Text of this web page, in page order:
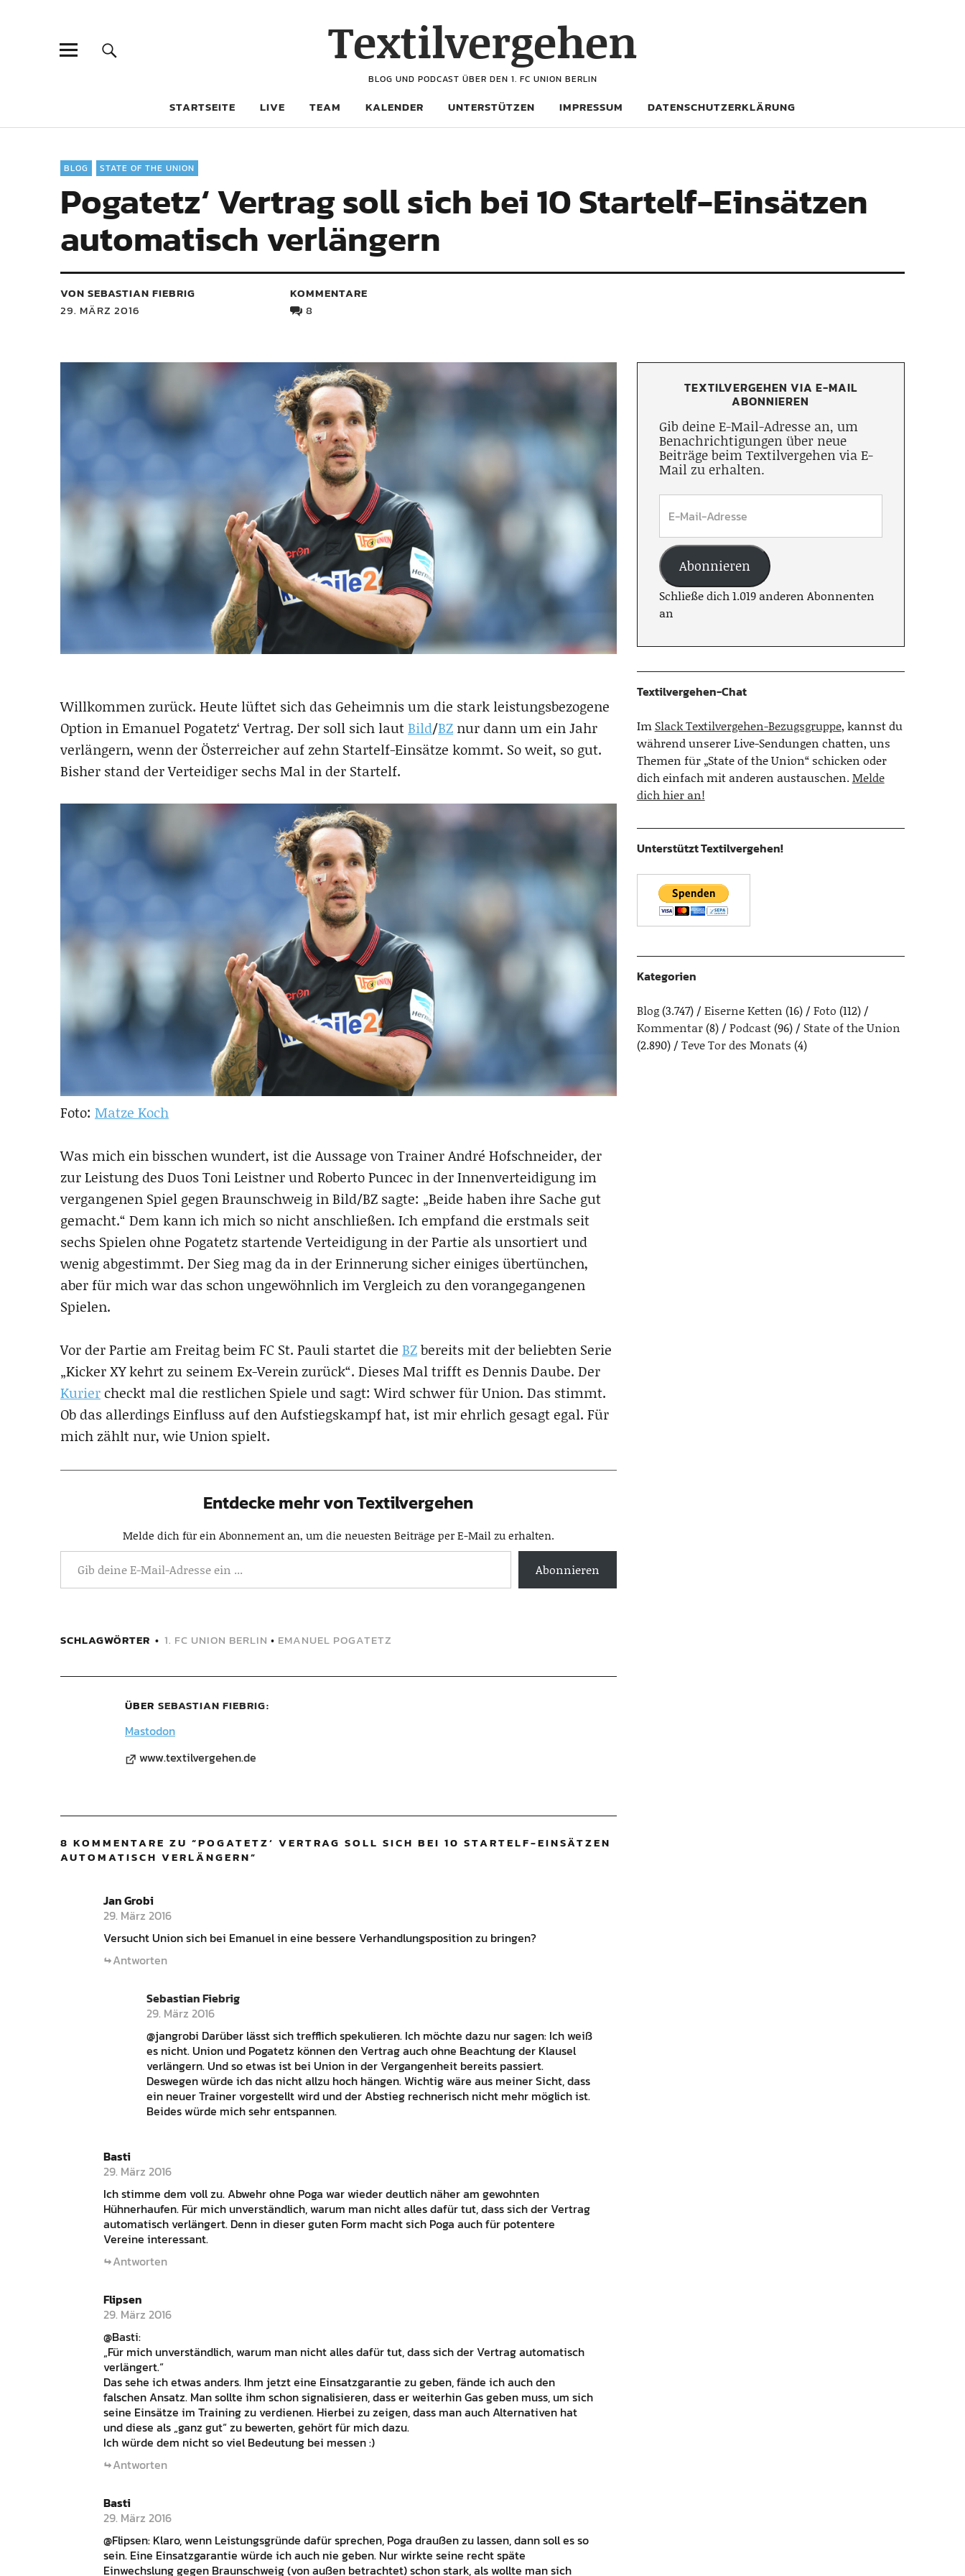
Textilvergehen
BLOG UND PODCAST ÜBER DEN 1. FC UNION BERLIN
STARTSEITE LIVE TEAM KALENDER UNTERSTÜTZEN IMPRESSUM DATENSCHUTZERKLÄRUNG
BLOG STATE OF THE UNION
Pogatetz‘ Vertrag soll sich bei 10 Startelf-Einsätzen
automatisch verlängern
VON SEBASTIAN FIEBRIG
29. MÄRZ 2016
KOMMENTARE
8
Willkommen zurück. Heute lüftet sich das Geheimnis um die stark leistungsbezogene
Option in Emanuel Pogatetz‘ Vertrag. Der soll sich lautBild/BZ nur dann um ein Jahr
verlängern, wenn der Österreicher auf zehn Startelf-Einsätze kommt. So weit, so gut.
Bisher stand der Verteidiger sechs Mal in der Startelf.
Foto: Matze Koch
Was mich ein bisschen wundert, ist die Aussage von Trainer André Hofschneider, der
zur Leistung des Duos Toni Leistner und Roberto Puncec in der Innenverteidigung im
vergangenen Spiel gegen Braunschweig in Bild/BZ sagte: „Beide haben ihre Sache gut
gemacht.“ Dem kann ich mich so nicht anschließen. Ich empfand die erstmals seit
sechs Spielen ohne Pogatetz startende Verteidigung in der Partie als unsortiert und
wenig abgestimmt. Der Sieg mag da in der Erinnerung sicher einiges übertünchen,
aber für mich war das schon ungewöhnlich im Vergleich zu den vorangegangenen
Spielen.
Vor der Partie am Freitag beim FC St. Pauli startet die BZbereits mit der beliebten Serie
„Kicker XY kehrt zu seinem Ex-Verein zurück“. Dieses Mal trifft es Dennis Daube. Der
Kuriercheckt mal die restlichen Spiele und sagt: Wird schwer für Union. Das stimmt.
Ob das allerdings Einfluss auf den Aufstiegskampf hat, ist mir ehrlich gesagt egal. Für
mich zählt nur, wie Union spielt.
Entdecke mehr von Textilvergehen
Melde dich für ein Abonnement an, um die neuesten Beiträge per E-Mail zu erhalten.
Abonnieren
SCHLAGWÖRTER 1. FC UNION BERLIN • EMANUEL POGATETZ
ÜBER SEBASTIAN FIEBRIG
Mastodon
www.textilvergehen.de
8 KOMMENTARE ZU “POGATETZ‘ VERTRAG SOLL SICH BEI 10 STARTELF-EINSÄTZEN
AUTOMATISCH VERLÄNGERN”
Jan Grobi
29. März 2016
Versucht Union sich bei Emanuel in eine bessere Verhandlungsposition zu bringen?
Antworten
Sebastian Fiebrig
29. März 2016
@jangrobi Darüber lässt sich trefflich spekulieren. Ich möchte dazu nur sagen: Ich weiß
es nicht. Union und Pogatetz können den Vertrag auch ohne Beachtung der Klausel
verlängern. Und so etwas ist bei Union in der Vergangenheit bereits passiert.
Deswegen würde ich das nicht allzu hoch hängen. Wichtig wäre aus meiner Sicht, dass
ein neuer Trainer vorgestellt wird und der Abstieg rechnerisch nicht mehr möglich ist.
Beides würde mich sehr entspannen.
Basti
29. März 2016
Ich stimme dem voll zu. Abwehr ohne Poga war wieder deutlich näher am gewohnten
Hühnerhaufen. Für mich unverständlich, warum man nicht alles dafür tut, dass sich der Vertrag
automatisch verlängert. Denn in dieser guten Form macht sich Poga auch für potentere
Vereine interessant.
Antworten
Flipsen
29. März 2016
@Basti:
„Für mich unverständlich, warum man nicht alles dafür tut, dass sich der Vertrag automatisch
verlängert.“
Das sehe ich etwas anders. Ihm jetzt eine Einsatzgarantie zu geben, fände ich auch den
falschen Ansatz. Man sollte ihm schon signalisieren, dass er weiterhin Gas geben muss, um sich
seine Einsätze im Training zu verdienen. Hierbei zu zeigen, dass man auch Alternativen hat
und diese als „ganz gut“ zu bewerten, gehört für mich dazu.
Ich würde dem nicht so viel Bedeutung bei messen :)
Antworten
Basti
29. März 2016
@Flipsen: Klaro, wenn Leistungsgründe dafür sprechen, Poga draußen zu lassen, dann soll es so
sein. Eine Einsatzgarantie würde ich auch nie geben. Nur wirkte seine recht späte
Einwechslung gegen Braunschweig (von außen betrachtet) schon stark, als wollte man sich
TEXTILVERGEHEN VIA E-MAIL
ABONNIEREN
Gib deine E-Mail-Adresse an, um
Benachrichtigungen über neue
Beiträge beim Textilvergehen via E-
Mail zu erhalten.
Abonnieren
Schließe dich 1.019 anderen Abonnenten
an
Textilvergehen-Chat
Im Slack Textilvergehen-Bezugsgruppe, kannst du
während unserer Live-Sendungen chatten, uns
Themen für „State of the Union“ schicken oder
dich einfach mit anderen austauschen.Melde
dich hier an!
Unterstützt Textilvergehen!
Kategorien
Blog(3.747) Eiserne Ketten (16) Foto (112)
Kommentar(8) Podcast(96)
State of the Union
(2.890)
Teve Tor des Monats (4)